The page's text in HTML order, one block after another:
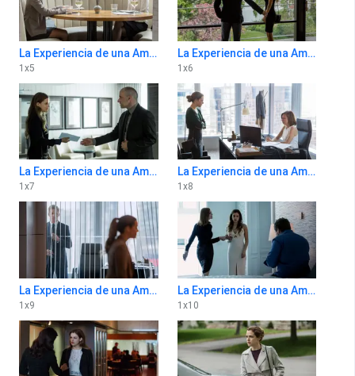
La Experiencia de una Amiga 1x5
1 x5
La Experiencia de una Amiga 1x6
1 x6
La Experiencia de una Amiga 1x7
1 x7
La Experiencia de una Amiga 1x8
1 x8
La Experiencia de una Amiga 1x9
1 x9
La Experiencia de una Amiga 1x10
1 x10